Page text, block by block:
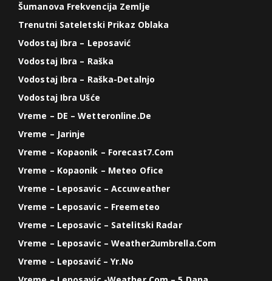
Šumanova Frekvencija Zemlje
Trenutni Sateletski Prikaz Oblaka
Vodostaj Ibra – Leposavić
Vodostaj Ibra – Raška
Vodostaj Ibra – Raška-Detalnjo
Vodostaj Ibra Ušće
Vreme – DE – Wetteronline.de
Vreme – Jarinje
Vreme – Kopaonik – Forecast7.com
Vreme – Kopaonik – Meteo Ofice
Vreme – Leposavic – Accuweather
Vreme – Leposavic – Freemeteo
Vreme – Leposavic – Satelitski Radar
Vreme – Leposavic – Weather2umbrella.com
Vreme – Leposavić – Yr.no